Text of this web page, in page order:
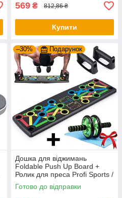
569 ₴ 812,86 ₴
Купити
–30% Подарунок
Дошка для віджимань
Foldable Push Up Board +
Ролик для преса Profi Sports /
Платформа з упорами
Готово до відправки